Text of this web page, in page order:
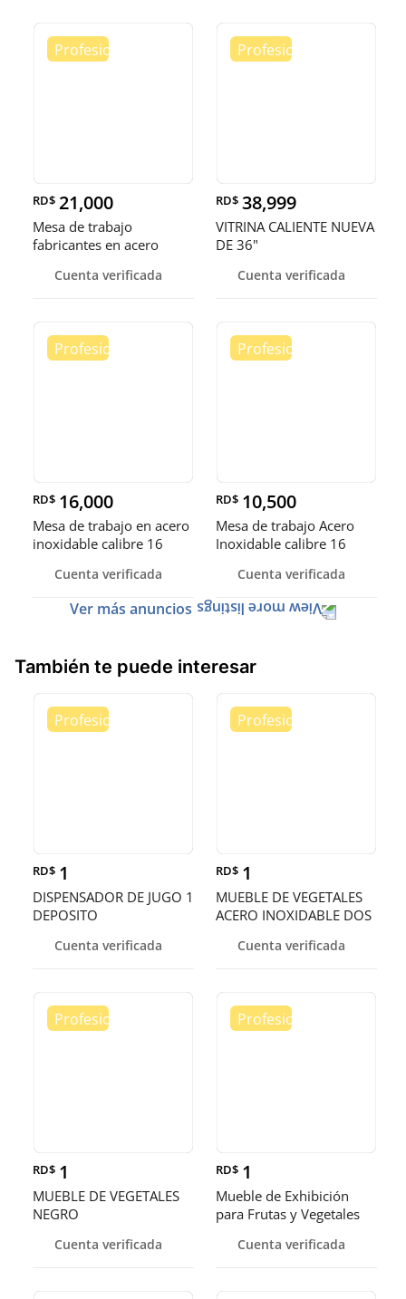
RD$ 21,000
Mesa de trabajo
fabricantes en acero
Cuenta verificada
RD$ 38,999
VITRINA CALIENTE NUEVA
DE 36"
Cuenta verificada
RD$ 16,000
Mesa de trabajo en acero
inoxidable calibre 16
Cuenta verificada
RD$ 10,500
Mesa de trabajo Acero
Inoxidable calibre 16
Cuenta verificada
Ver más anuncios
También te puede interesar
RD$ 1
DISPENSADOR DE JUGO 1
DEPOSITO
Cuenta verificada
RD$ 1
MUEBLE DE VEGETALES
ACERO INOXIDABLE DOS
Cuenta verificada
RD$ 1
MUEBLE DE VEGETALES
NEGRO
Cuenta verificada
RD$ 1
Mueble de Exhibición
para Frutas y Vegetales
Cuenta verificada